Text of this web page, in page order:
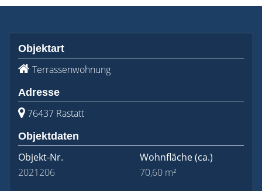
Objektart
Terrassenwohnung
Adresse
76437 Rastatt
Objektdaten
Objekt-Nr.
2021206
Wohnfläche(ca.)
70,60 m²